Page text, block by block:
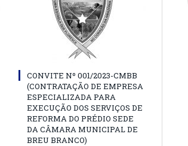
CONVITE Nº 001/2023-CMBB
(CONTRATAÇÃO DE EMPRESA
ESPECIALIZADA PARA
EXECUÇÃO DOS SERVIÇOS DE
REFORMA DO PRÉDIO SEDE
DA CÂMARA MUNICIPAL DE
BREU BRANCO)